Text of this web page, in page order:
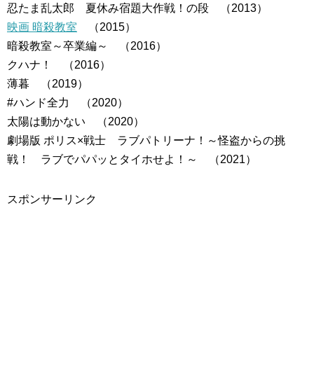
忍たま乱太郎 夏休み宿題大作戦！の段 （2013）
映画 暗殺教室 （2015）
暗殺教室～卒業編～ （2016）
クハナ！ （2016）
薄暮 （2019）
#ハンド全力 （2020）
太陽は動かない （2020）
劇場版 ポリス×戦士 ラブパトリーナ！～怪盗からの挑
戦！ ラブでパパッとタイホせよ！～ （2021）
スポンサーリンク